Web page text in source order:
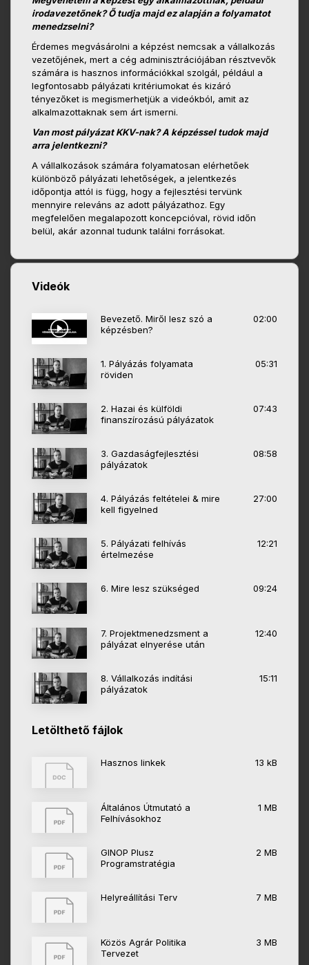
irodavezetőnek? Ő tudja majd ez alapján a folyamatot
menedzselni?
Érdemes megvásárolni a képzést nemcsak a vállalkozás
vezetőjének, mert a cég adminisztrációjában résztvevők
számára is hasznos információkkal szolgál, például a
legfontosabb pályázati kritériumokat és kizáró
tényezőket is megismerhetjük a videókból, amit az
alkalmazottaknak sem árt ismerni.
Van most pályázat KKV-nak? A képzéssel tudok majd
arra jelentkezni?
A vállalkozások számára folyamatosan elérhetőek
különböző pályázati lehetőségek, a jelentkezés
időpontja attól is függ, hogy a fejlesztési tervünk
mennyire releváns az adott pályázathoz. Egy
megfelelően megalapozott koncepcióval, rövid időn
belül, akár azonnal tudunk találni forrásokat.
Videók
Bevezető. Miről lesz szó a
képzésben?
02:00
1. Pályázás folyamata
röviden
05:31
2. Hazai és külföldi
finanszírozású pályázatok
07:43
3. Gazdaságfejlesztési
pályázatok
08:58
4. Pályázás feltételei & mire
kell figyelned
27:00
5. Pályázati felhívás
értelmezése
12:21
6. Mire lesz szükséged 09:24
7. Projektmenedzsment a
pályázat elnyerése után
12:40
8. Vállalkozás indítási
pályázatok
15:11
Letölthető fájlok
Hasznos linkek 13 kB
Általános Útmutató a
Felhívásokhoz
1 MB
GINOP Plusz
Programstratégia
2 MB
Helyreállítási Terv 7 MB
Közös Agrár Politika
Tervezet
3 MB